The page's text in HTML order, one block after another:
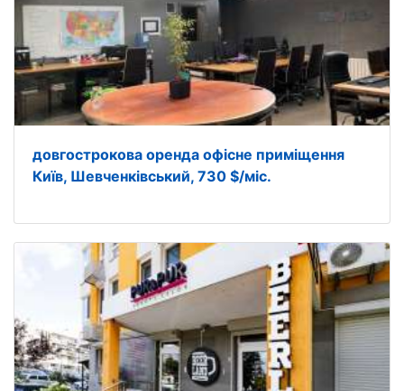
довгострокова оренда офісне приміщення
Київ, Шевченківський, 730 $/міс.